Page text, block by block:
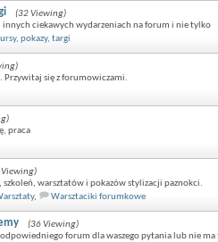
(32 Viewing)
innych ciekawych wydarzeniach na forum i nie tylko
pokazy, targi
Przywitaj się z forumowiczami.
praca
Viewing)
szkoleń, warsztatów i pokazów stylizacji paznokci.
, Warsztaciki forumkowe
(36 Viewing)
odpowiedniego forum dla waszego pytania lub nie ma